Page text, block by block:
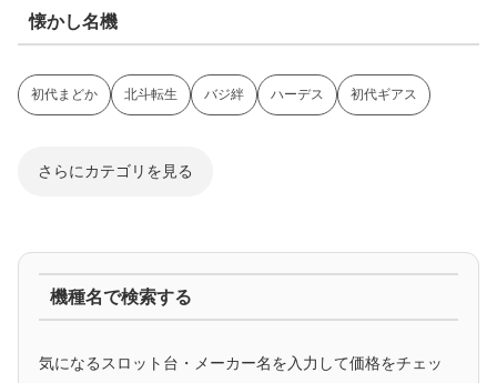
懐かし名機
初代まどか 北斗転生 バジ絆 ハーデス 初代ギアス
さらにカテゴリを見る
マイジャグ ファンキー アイム ゴージャグ ハッピー
機種名で検索する
気になるスロット台・メーカー名を入力して価格をチェッ